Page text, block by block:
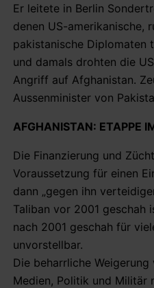
Er leitete in Berlin
denen US-amerikanische,
pakistanische Diplomaten
und damals drohten die
Angriff auf Afghanistan.
Aussenminister von
AFGHANISTAN: ETAPPE
Die Finanzierung und
Voraussetzung für einen
dann „gegen ihn
Taliban vor 2001 geschah
nach 2001 geschah für
unvorstellbar.
Die beharrliche
Medien, Politik und Militär